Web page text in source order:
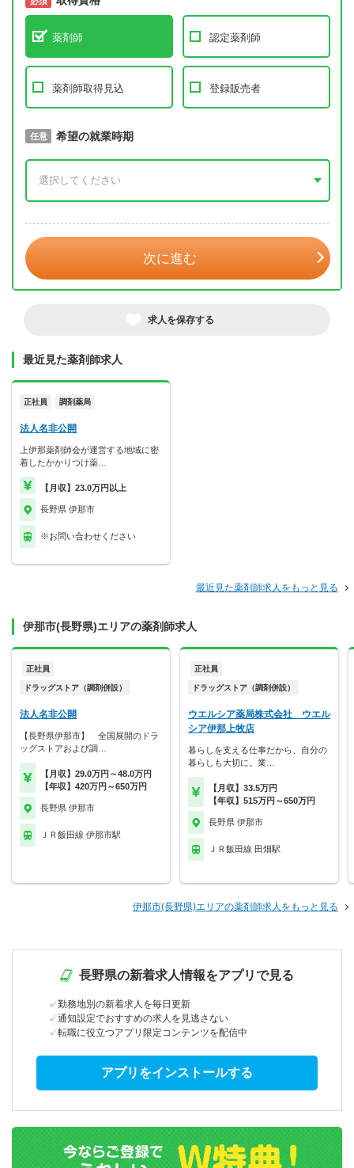
薬剤師 認定薬剤師
薬剤師取得見込 登録販売者
必須 取得予定年
任意 希望の就業時期
次に進む
求人を保存する
最近見た薬剤師求人
正社員 調剤薬局
法人名非公開
上伊那薬剤師会が運営する地域に密
着したかかりつけ薬…
【月収】23.0万円以上
長野県 伊那市
※お問い合わせください
最近見た薬剤師求人をもっと見る
伊那市(長野県)エリアの薬剤師求人
正社員
ドラッグストア（調剤併設）
法人名非公開
【長野県伊那市】 全国展開のドラ
ッグストアおよび調…
【月収】29.0万円～48.0万円
【年収】420万円～650万円
長野県 伊那市
ＪＲ飯田線 伊那市駅
正社員
ドラッグストア（調剤併設）
ウエルシア薬局株式会社 ウエル
シア伊那上牧店
暮らしを支える仕事だから、自分の
暮らしも大切に。業…
【月収】33.5万円
【年収】515万円～650万円
長野県 伊那市
ＪＲ飯田線 田畑駅
伊那市(長野県)エリアの薬剤師求人をもっと見る
長野県の新着求人情報をアプリで見る
勤務地別の新着求人を毎日更新
通知設定でおすすめの求人を見逃さない
転職に役立つアプリ限定コンテンツを配信中
アプリをインストールする